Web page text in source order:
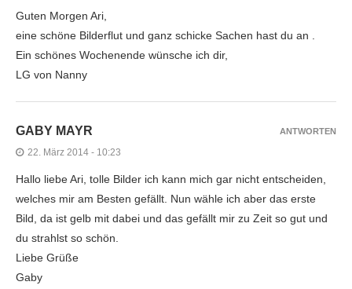
Guten Morgen Ari,
eine schöne Bilderflut und ganz schicke Sachen hast du an .
Ein schönes Wochenende wünsche ich dir,
LG von Nanny
GABY MAYR
22. März 2014 - 10:23
Hallo liebe Ari, tolle Bilder ich kann mich gar nicht entscheiden,
welches mir am Besten gefällt. Nun wähle ich aber das erste
Bild, da ist gelb mit dabei und das gefällt mir zu Zeit so gut und
du strahlst so schön.
Liebe Grüße
Gaby
ANTWORTEN